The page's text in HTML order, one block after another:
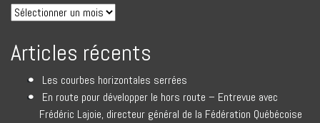
Articles récents
Les courbes horizontales serrées
En route pour développer le hors route – Entrevue avec
Frédéric Lajoie, directeur général de la Fédération Québécoise